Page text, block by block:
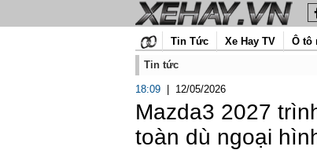
Tin Tức Xe Hay TV Ô tô
Tin tức
18:09 12/05/2026
Mazda3 2027
toàn dù ngoại